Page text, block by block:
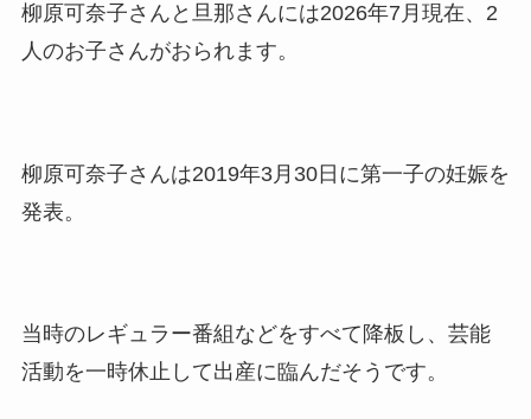
福田こうへいの奥さんの顔写
真が美人！息子や夫妻の最新
今も生きてる？息子は俳優で
離婚もまとめた！
柳原可奈子さんと旦那さんには2026年7月現在、2
人のお子さんがおられます。
柳原可奈子さんは2019年3月30日に第一子の妊娠を
発表。
当時のレギュラー番組などをすべて降板し、芸能
活動を一時休止して出産に臨んだそうです。